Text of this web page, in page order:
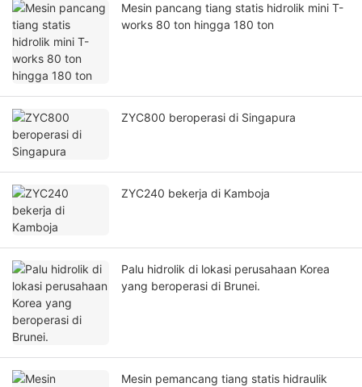
Mesin pancang tiang statis hidrolik mini T-
works 80 ton hingga 180 ton
ZYC800 beroperasi di Singapura
ZYC240 bekerja di Kamboja
Palu hidrolik di lokasi perusahaan Korea
yang beroperasi di Brunei.
Mesin pemancang tiang statis hidraulik